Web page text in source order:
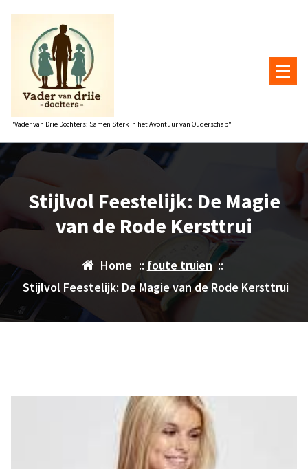
"Vader van Drie Dochters: Samen Sterk in het Avontuur van Ouderschap"
Stijlvol Feestelijk: De Magie
van de Rode Kersttrui
Home :: foute truien::
Stijlvol Feestelijk: De Magie van de Rode Kersttrui